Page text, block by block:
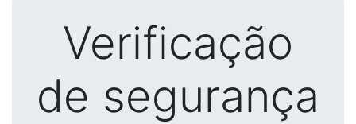
Verificação
de segurança